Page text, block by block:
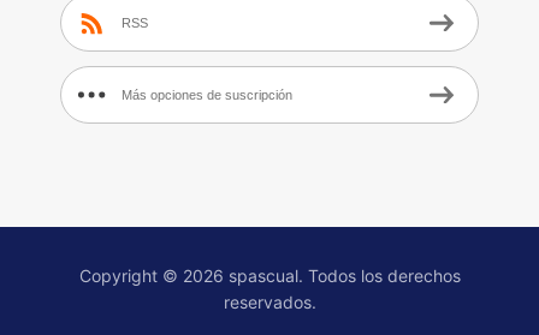
RSS
Más opciones de suscripción
Copyright © 2026 spascual. Todos los derechos
reservados.